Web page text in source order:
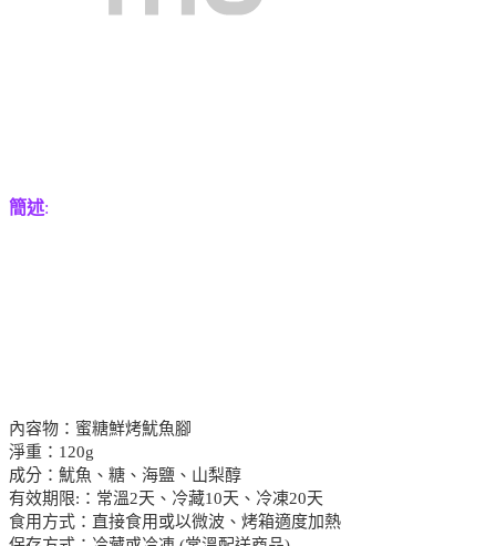
簡述:
內容物：蜜糖鮮烤魷魚腳
淨重：120g
成分：魷魚、糖、海鹽、山梨醇
有效期限:：常溫2天、冷藏10天、冷凍20天
食用方式：直接食用或以微波、烤箱適度加熱